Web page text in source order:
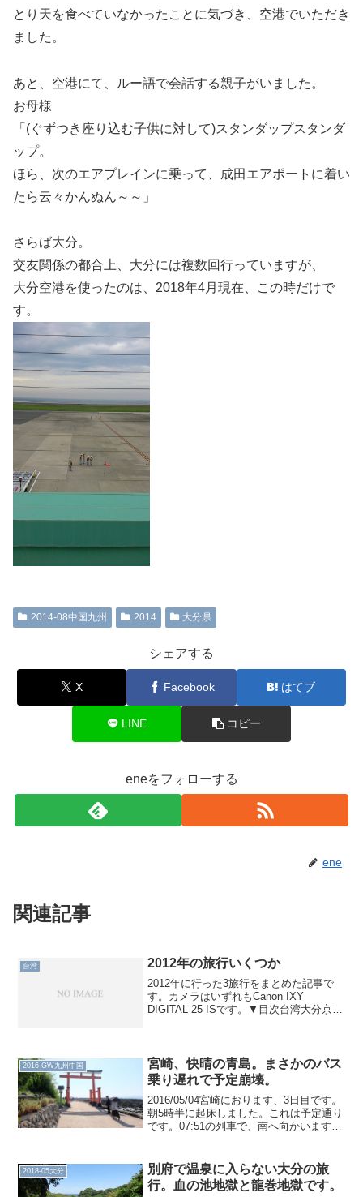
とり天を食べていなかったことに気づき、空港でいただき
ました。
あと、空港にて、ルー語で会話する親子がいました。
お母様
「(ぐずつき座り込む子供に対して)スタンダップスタンダ
ップ。
ほら、次のエアプレインに乗って、成田エアポートに着い
たら云々かんぬん～～」
さらば大分。
交友関係の都合上、大分には複数回行っていますが、
大分空港を使ったのは、2018年4月現在、この時だけで
す。
2014-08中国九州 2014 大分県
シェアする
X Facebook はてブ
LINE コピー
eneをフォローする
ene
関連記事
台湾 2012年の旅行いくつか
2012年に行った3旅行をまとめた記事で
す。カメラはいずれもCanon IXY
DIGITAL 25 ISです。▼目次台湾大分京都
2016-GW九州中国
宮崎、快晴の青島。まさかのバス
乗り遅れで予定崩壊。
2016/05/04宮崎におります、3日目です。
朝5時半に起床しました。これは予定通り
です。07:51の列車で、南へ向かいます。
と向かいます。この弥生橋を渡ると青...
2018-05大分
別府で温泉に入らない大分の旅
行。血の池地獄と龍巻地獄です。